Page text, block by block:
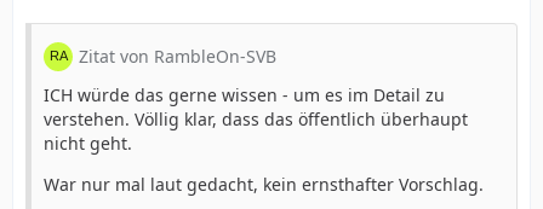
Zitat von RambleOn-SVB
ICH würde das gerne wissen - um es im Detail zu
verstehen. Völlig klar, dass das öffentlich überhaupt
nicht geht.
War nur mal laut gedacht, kein ernsthafter Vorschlag.